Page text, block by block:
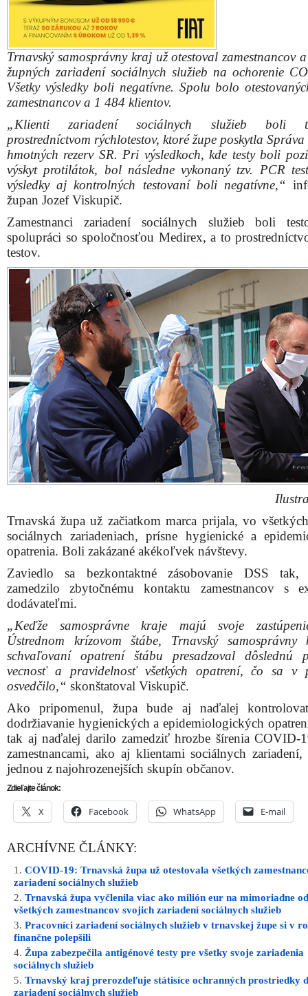
Trnavský samosprávny kraj už otestoval zamestnancov
župných zariadení sociálnych služieb na ochorenie
Všetky výsledky boli negatívne. Spolu bolo
zamestnancov a 1 484 klientov.
„Klienti zariadení sociálnych služieb boli
prostredníctvom rýchlotestov, ktoré župe poskytla Správa
hmotných rezerv SR. Pri výsledkoch, kde testy boli
výskyt protilátok, bol následne vykonaný tzv. PCR
výsledky aj kontrolných testovaní boli negatívne,“
župan Jozef Viskupič.
Zamestnanci zariadení sociálnych služieb boli
spolupráci so spoločnosťou Medirex, a to
testov.
Trnavská župa už začiatkom marca prijala, vo
sociálnych zariadeniach, prísne hygienické a
opatrenia. Boli zakázané akékoľvek návštevy.
Zaviedlo sa bezkontaktné zásobovanie DSS
zamedzilo zbytočnému kontaktu zamestnancov s
dodávateľmi.
„Keďže samosprávne kraje majú svoje
Ústrednom krízovom štábe, Trnavský
schvaľovaní opatrení štábu presadzoval dôslednú
vecnosť a pravidelnosť všetkých opatrení, čo sa v
osvedčilo,“ skonštatoval Viskupič.
Ako pripomenul, župa bude aj naďalej
dodržiavanie hygienických a epidemiologických
tak aj naďalej darilo zamedziť hrozbe šírenia COVID-
zamestnancami, ako aj klientami sociálnych
jednou z najohrozenejších skupín občanov.
Zdieľajte článok:
X Facebook WhatsApp E-mail
ARCHÍVNE ČLÁNKY:
COVID-19: Trnavská župa už otestovala všetkých
zariadení sociálnych služieb
Trnavská župa vyčlenila viac ako milión eur na mimoriadne
všetkých zamestnancov svojich zariadení sociálnych služieb
Pracovníci zariadení sociálnych služieb v trnavskej župe si v
finančne polepšili
Župa zabezpečila antigénové testy pre všetky svoje zariadenia
sociálnych služieb
Trnavský kraj prerozdeľuje státisíce ochranných prostriedky
zariadení sociálnych služieb